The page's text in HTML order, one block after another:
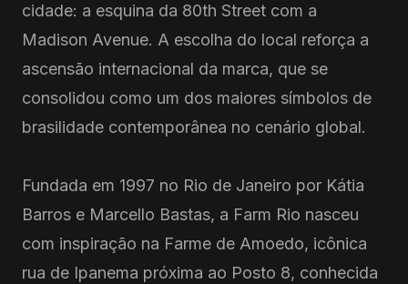
cidade: a esquina da 80th Street com a
Madison Avenue. A escolha do local reforça a
ascensão internacional da marca, que se
consolidou como um dos maiores símbolos de
brasilidade contemporânea no cenário global.
Fundada em 1997 no Rio de Janeiro por Kátia
Barros e Marcello Bastas, a Farm Rio nasceu
com inspiração na Farme de Amoedo, icônica
rua de Ipanema próxima ao Posto 8, conhecida